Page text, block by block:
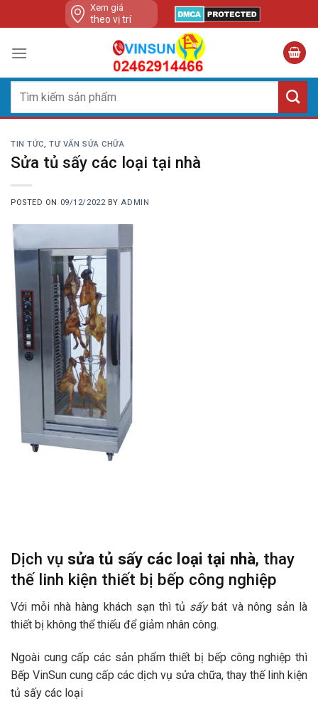
to
Xem giá
theo vị trí
kiếm:
TIN TỨC,TƯ VẤN SỬA CHỮA
Sửa tủ sấy các loại tại nhà
POSTED ON 09/12/2022 BY ADMIN
Dịch vụ sửa tủ sấy các loại tại nhà, thay
thế linh kiện thiết bị bếp công nghiệp
Với mỗi nhà hàng khách sạn thì tủ sấybát và nông sản là
thiết bị không thể thiếu để giảm nhân công.
Ngoài cung cấp các sản phẩm thiết bị bếp công nghiệp thì
Bếp VinSun cung cấp các dịch vụ sửa chữa, thay thế linh kiện
tủ sấy các loại